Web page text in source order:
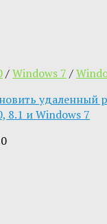
/Windows 7 /
удаленный
8.1 и Windows 7